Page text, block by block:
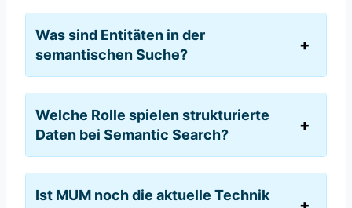
Was sind Entitäten in der
semantischen Suche?
Welche Rolle spielen strukturierte
Daten bei Semantic Search?
Ist MUM noch die aktuelle Technik